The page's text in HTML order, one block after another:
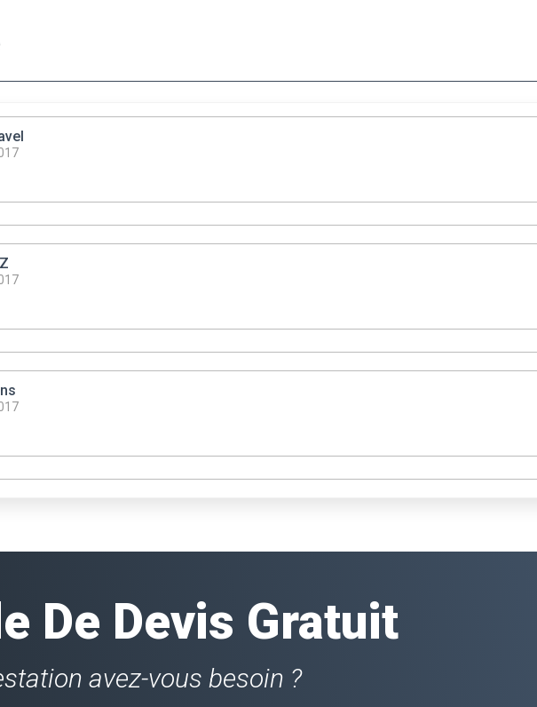
De Devis Gratuit
avez-vous besoin ?